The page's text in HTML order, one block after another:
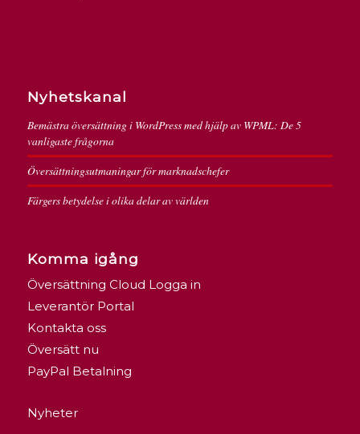
Nyhetskanal
Bemästra översättning i WordPress med hjälp av WPML: De 5
vanligaste frågorna
Översättningsutmaningar för marknadschefer
Färgers betydelse i olika delar av världen
Komma igång
Översättning Cloud Logga in
Leverantör Portal
Kontakta oss
Översätt nu
PayPal Betalning
Nyheter